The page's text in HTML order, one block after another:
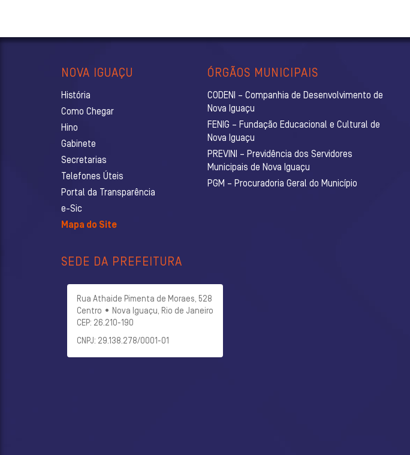
NOVA IGUAÇU
História
Como Chegar
Hino
Gabinete
Secretarias
Telefones Úteis
Portal da Transparência
e-Sic
Mapa do Site
ÓRGÃOS MUNICIPAIS
CODENI – Companhia de Desenvolvimento de
Nova Iguaçu
FENIG – Fundação Educacional e Cultural de
Nova Iguaçu
PREVINI – Previdência dos Servidores
Municipais de Nova Iguaçu
PGM – Procuradoria Geral do Município
SEDE DA PREFEITURA
Rua Athaide Pimenta de Moraes, 528
Centro • Nova Iguaçu, Rio de Janeiro
CEP: 26.210-190
CNPJ: 29.138.278/0001-01